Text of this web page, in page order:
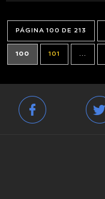
PÁGINA 100 DE 213
100 101 ...